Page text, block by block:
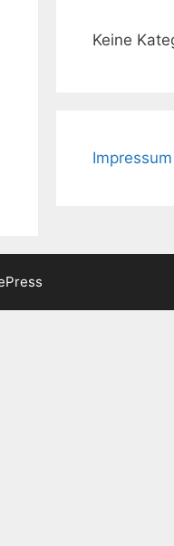
Keine
Impressum